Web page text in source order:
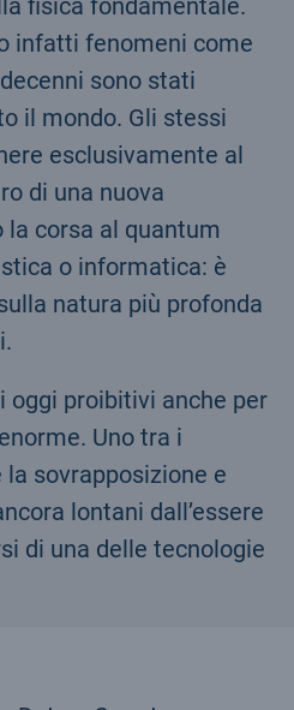
fisica fondamentale.
infatti fenomeni come
sono stati
il mondo. Gli stessi
esclusivamente al
di una nuova
corsa al quantum
o informatica: è
natura più profonda
proibitivi anche per
Uno tra i
sovrapposizione e
lontani dall’essere
di una delle tecnologie